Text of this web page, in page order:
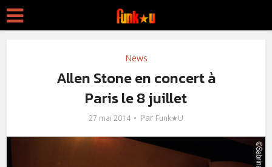
News
Allen Stone en concert à
Paris le 8 juillet
27 mai 2014 Par Funk★U